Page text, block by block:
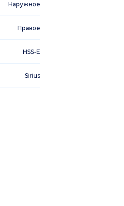
Наружное
Правое
HSS-E
Sirius